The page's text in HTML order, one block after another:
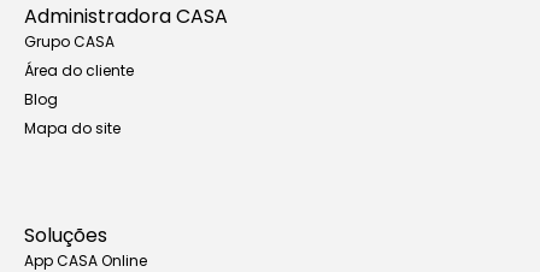
Administradora CASA
Grupo CASA
Área do cliente
Blog
Mapa do site
Soluções
App CASA Online